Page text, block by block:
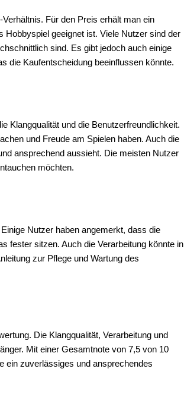
Für den Preis erhält man ein
geeignet ist. Viele Nutzer sind der
sind. Es gibt jedoch auch einige
die Kaufentscheidung beeinflussen könnte.
Klangqualität und die Benutzerfreundlichkeit.
und Freude am Spielen haben. Auch die
ansprechend aussieht. Die meisten Nutzer
möchten.
Nutzer haben angemerkt, dass die
fester sitzen. Auch die Verarbeitung könnte in
zur Pflege und Wartung des
Die Klangqualität, Verarbeitung und
Mit einer Gesamtnote von 7,5 von 10
ein zuverlässiges und ansprechendes